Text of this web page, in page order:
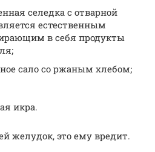
селедка с отварной
естественным
в себя продукты
сало со ржаным хлебом;
икра.
желудок, это ему вредит.